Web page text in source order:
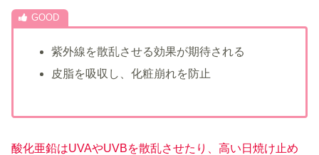
紫外線を散乱させる効果が期待される
皮脂を吸収し、化粧崩れを防止
酸化亜鉛はUVAやUVBを散乱させたり、高い日焼け止め